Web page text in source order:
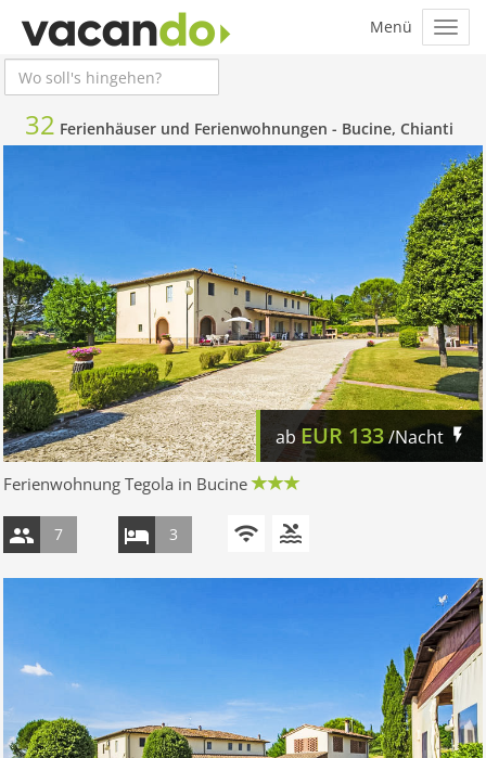
32 Ferienhäuser und Ferienwohnungen - Bucine, Chianti
abEUR 133/Nacht
Ferienwohnung Tegola in Bucine
7 3